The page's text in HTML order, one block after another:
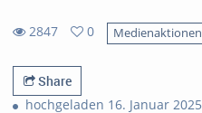
2847
views
0
favorites
Medienaktionen
Share
hochgeladen 16. Januar 2025